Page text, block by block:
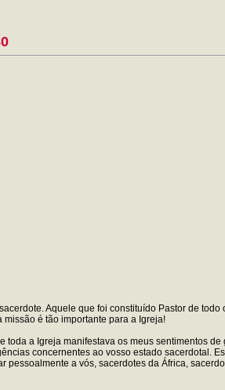
Aquele que foi constituído Pastor de todo
é tão importante para a Igreja!
a Igreja manifestava os meus sentimentos
concernentes ao vosso estado sacerdotal.
a vós, sacerdotes da África,